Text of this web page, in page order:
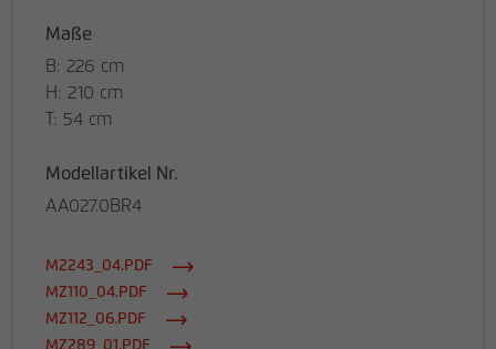
Maße
B: 226 cm
H: 210 cm
T: 54 cm
Modellartikel Nr.
AA027.0BR4
M2243_04.PDF
MZ110_04.PDF
MZ112_06.PDF